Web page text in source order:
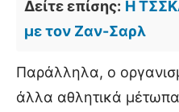
Δείτε επίσης: Η
με τον Ζαν-Σαρλ
Παράλληλα, ο
άλλα αθλητικά